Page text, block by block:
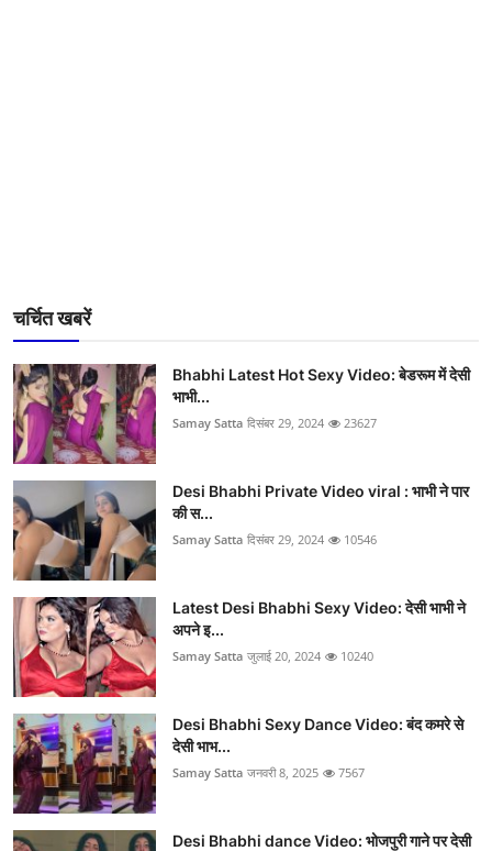
चर्चित खबरें
Bhabhi Latest Hot Sexy Video: बेडरूम में देसी
भाभी...
Samay Satta दिसंबर 29, 2024 23627
Desi Bhabhi Private Video viral : भाभी ने पार
की स...
Samay Satta दिसंबर 29, 2024 10546
Latest Desi Bhabhi Sexy Video: देसी भाभी ने
अपने इ...
Samay Satta जुलाई 20, 2024 10240
Desi Bhabhi Sexy Dance Video: बंद कमरे से
देसी भाभ...
Samay Satta जनवरी 8, 2025 7567
Desi Bhabhi dance Video: भोजपुरी गाने पर देसी